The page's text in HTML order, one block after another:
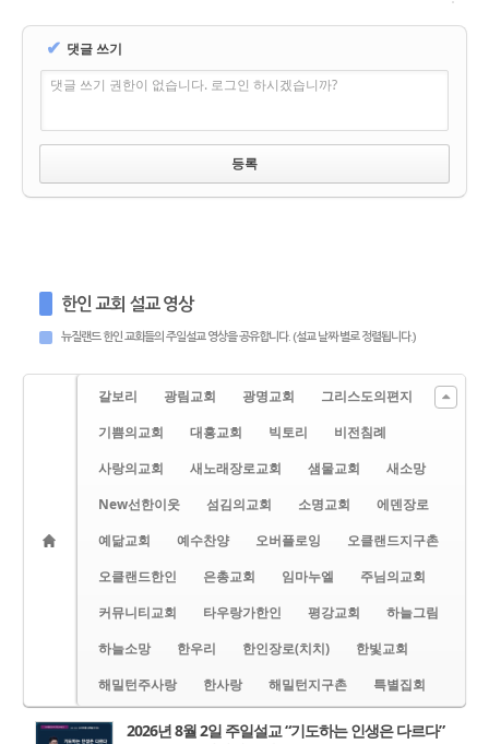
✔ 댓글 쓰기
댓글 쓰기 권한이 없습니다. 로그인 하시겠습니까?
한인 교회 설교 영상
뉴질랜드 한인 교회들의 주일설교 영상을 공유합니다. (설교 날짜 별로 정렬됩니다.)
갈보리 광림교회 광명교회
그리스도의편지
기쁨의교회
대흥교회 빅토리
비전침례
사랑의교회
새노래장로교회 샘물교회
새소망
New선한이웃
섬김의교회 소명교회
에덴장로
예닮교회
예수찬양 오버플로잉
오클랜드지구촌
오클랜드한인
은총교회 임마누엘
주님의교회
커뮤니티교회
타우랑가한인 평강교회
하늘그림
하늘소망
한우리 한인장로(치치)
한빛교회
해밀턴주사랑
한사랑 해밀턴지구촌 특별집회
2026년 8월 2일 주일설교 “기도하는 인생은 다르다”